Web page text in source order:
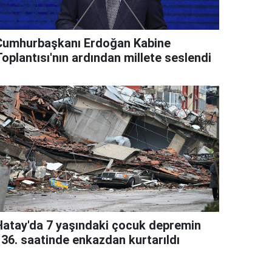
Erdoğan Kabine
ardından millete seslendi
7 yaşındaki çocuk depremin
saatinde enkazdan kurtarıldı